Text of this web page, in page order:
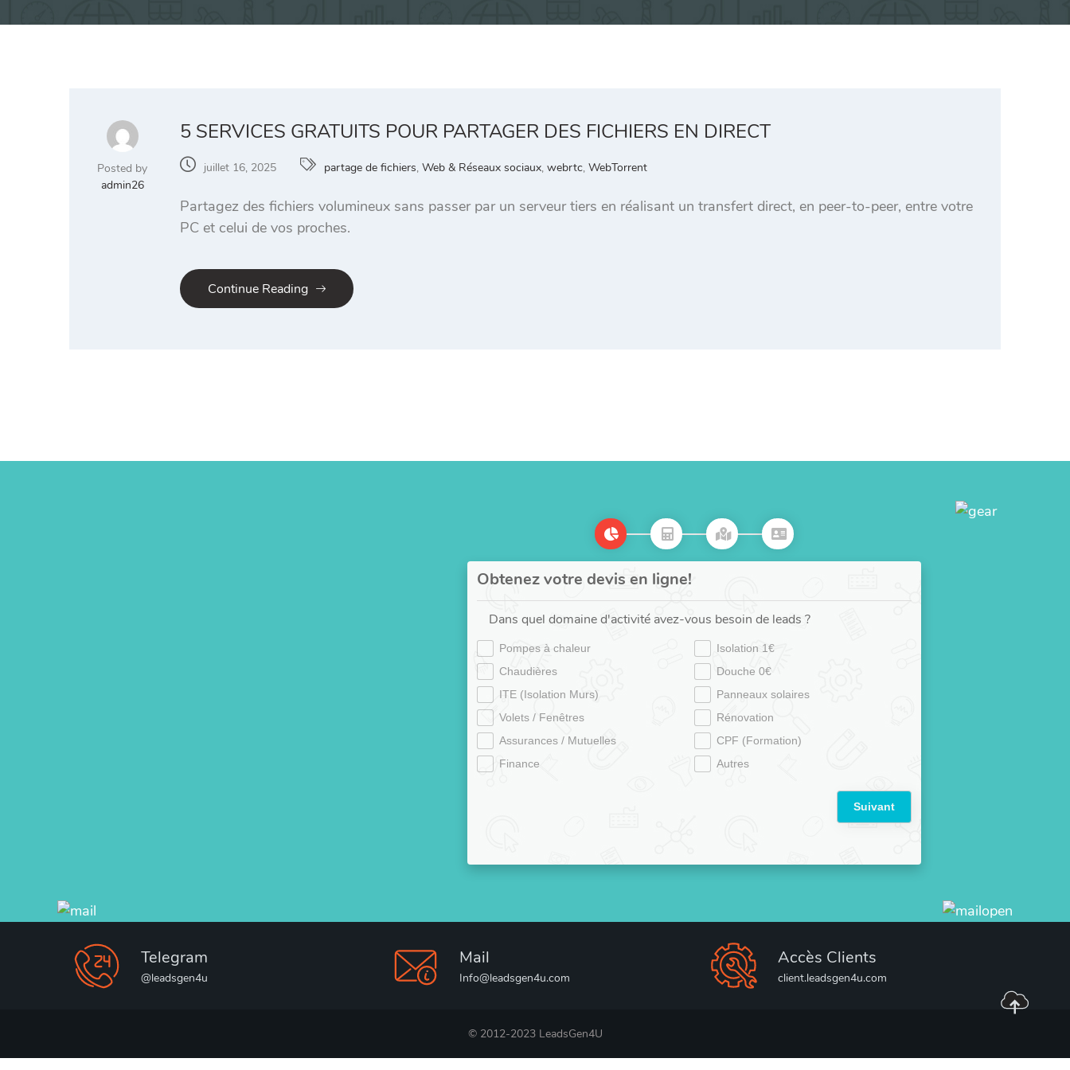
Posted by
admin26
5 SERVICES GRATUITS POUR PARTAGER DES FICHIERS EN DIRECT
juillet 16, 2025 partage de fichiers, Web & Réseaux sociaux, webrtc, WebTorrent
Partagez des fichiers volumineux sans passer par un serveur tiers en réalisant un transfert direct, en peer-to-peer, entre votre
PC et celui de vos proches.
Continue Reading
Obtenez votre devis en ligne!
Dans quel domaine d'activité avez-vous besoin de leads ?
Pompes à chaleur
Isolation 1€
Chaudières
Douche 0€
ITE (Isolation Murs)
Panneaux solaires
Volets / Fenêtres
Rénovation
Assurances / Mutuelles
CPF (Formation)
Finance
Autres
Suivant
Telegram
@leadsgen4u
Mail
Info@leadsgen4u.com
Accès Clients
client.leadsgen4u.com
© 2012-2023 LeadsGen4U